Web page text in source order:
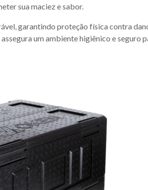
sua maciez e sabor.
garantindo proteção física contra
um ambiente higiênico e seguro